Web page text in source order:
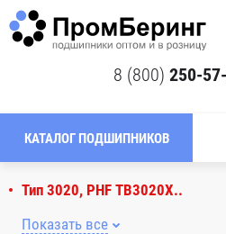
8 (800) 250-
КАТАЛОГ ПОДШИПНИКОВ
Тип 3020, PHF TB3020X..
Показать все